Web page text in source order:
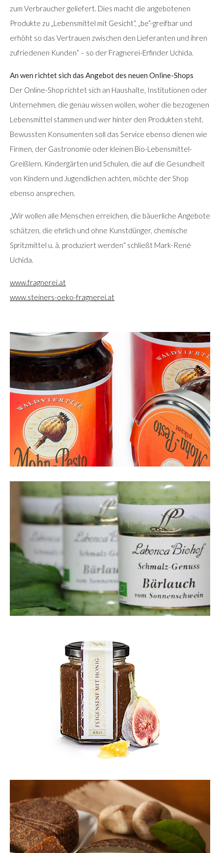
zum Verbraucher geliefert. Dies macht die angebotenen
Produkte zu „Lebensmittel mit Gesicht“, „be“-greifbar und
erhöht so das Vertrauen zwischen den Lieferanten und ihren
zufriedenen Kunden“ – so der Fragnerei-Erfinder Uchida.
An wen richtet sich das Angebot des neuen Online-Shops
Der Online-Shop richtet sich an Haushalte, Institutionen oder
Unternehmen, die genau wissen wollen, woher die bezogenen
Lebensmittel stammen und wer hinter den Produkten steht.
Bewussten Konsumenten soll das Service ebenso dienen wie
Firmen, der Gastronomie oder kleinen Bio-Lebensmittel-
Greißlern. Kindergärten und Schulen, die auf die Gesundheit
von Kindern und Jugendlichen achten, möchte der Shop
ebenso ansprechen.
„Wir wollen alle Menschen erreichen, die bäuerliche Angebote
schätzen, die ehrlich und ohne Kunstdünger, chemische
Spritzmittel u. ä. produziert werden“ schließt Mark-René
Uchida.
www.fragnerei.at
www.steiners-oeko-fragnerei.at